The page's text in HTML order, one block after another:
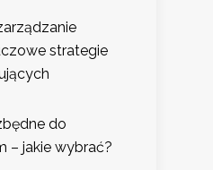
strategie
do
– jakie wybrać?